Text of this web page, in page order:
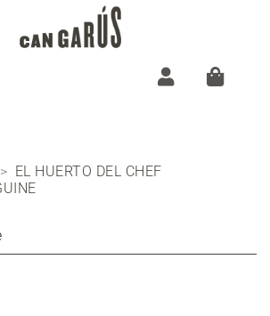
EL HUERTO DEL CHEF